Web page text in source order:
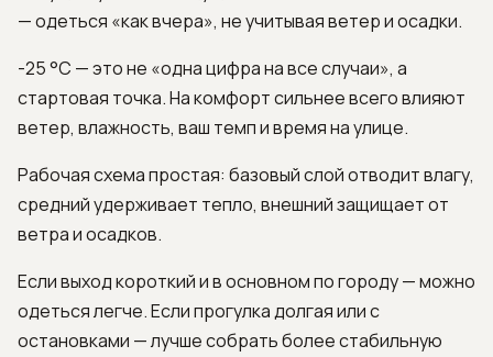
— одеться «как вчера», не учитывая ветер и осадки.
-25 °C — это не «одна цифра на все случаи», а
стартовая точка. На комфорт сильнее всего влияют
ветер, влажность, ваш темп и время на улице.
Рабочая схема простая: базовый слой отводит влагу,
средний удерживает тепло, внешний защищает от
ветра и осадков.
Если выход короткий и в основном по городу — можно
одеться легче. Если прогулка долгая или с
остановками — лучше собрать более стабильную